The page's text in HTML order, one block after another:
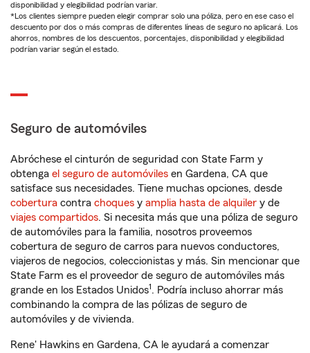
disponibilidad y elegibilidad podrían variar.
*Los clientes siempre pueden elegir comprar solo una póliza, pero en ese caso el
descuento por dos o más compras de diferentes líneas de seguro no aplicará. Los
ahorros, nombres de los descuentos, porcentajes, disponibilidad y elegibilidad
podrían variar según el estado.
Seguro de automóviles
Abróchese el cinturón de seguridad con State Farm y
obtenga el seguro de automóviles en Gardena, CA que
satisface sus necesidades. Tiene muchas opciones, desde
cobertura contra choques y amplia hasta de alquiler y de
viajes compartidos. Si necesita más que una póliza de seguro
de automóviles para la familia, nosotros proveemos
cobertura de seguro de carros para nuevos conductores,
viajeros de negocios, coleccionistas y más. Sin mencionar que
State Farm es el proveedor de seguro de automóviles más
grande en los Estados Unidos1. Podría incluso ahorrar más
combinando la compra de las pólizas de seguro de
automóviles y de vivienda.
Rene' Hawkins en Gardena, CA le ayudará a comenzar